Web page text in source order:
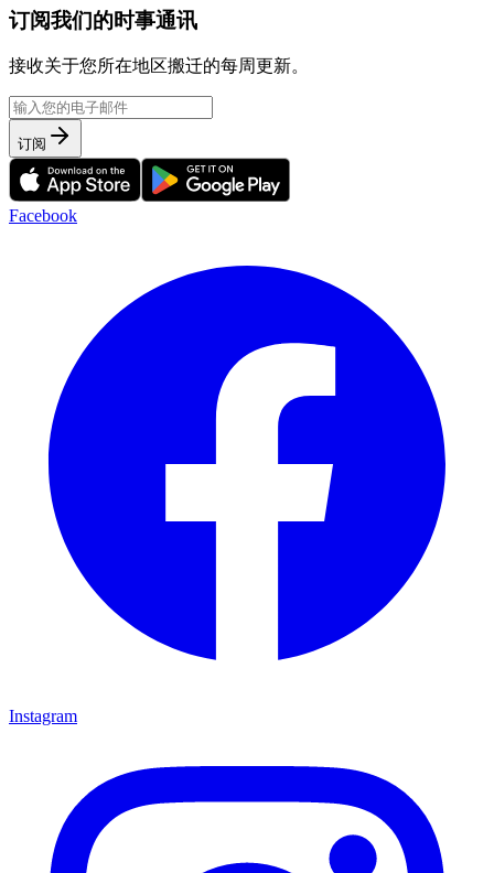
订阅我们的时事通讯
接收关于您所在地区搬迁的每周更新。
订阅
Facebook
Instagram